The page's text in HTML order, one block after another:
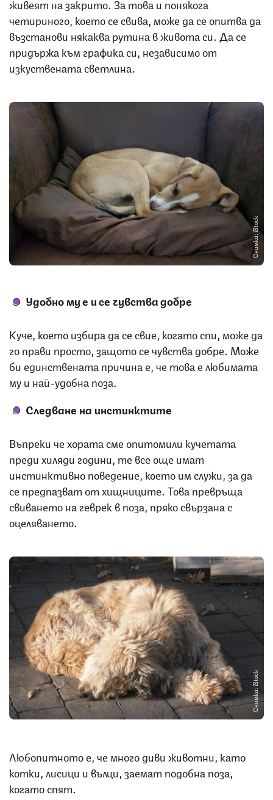
живеят на закрито. За това и понякога
четириного, което се свива, може да се опитва да
възстанови някаква рутина в живота си. Да се
придържа към графика си, независимо от
изкуствената светлина.
Снимка: iStock
Удобно му е и се чувства добре
Куче, което избира да се свие, когато спи, може да
го прави просто, защото се чувства добре. Може
би единствената причина е, че това е любимата
му и най-удобна поза.
Следване на инстинктите
Въпреки че хората сме опитомили кучетата
преди хиляди години, те все още имат
инстинктивно поведение, което им служи, за да
се предпазват от хищниците. Това превръща
свиването на геврек в поза, пряко свързана с
оцеляването.
Снимка: iStock
Любопитното е, че много диви животни, като
котки, лисици и вълци, заемат подобна поза,
когато спят.